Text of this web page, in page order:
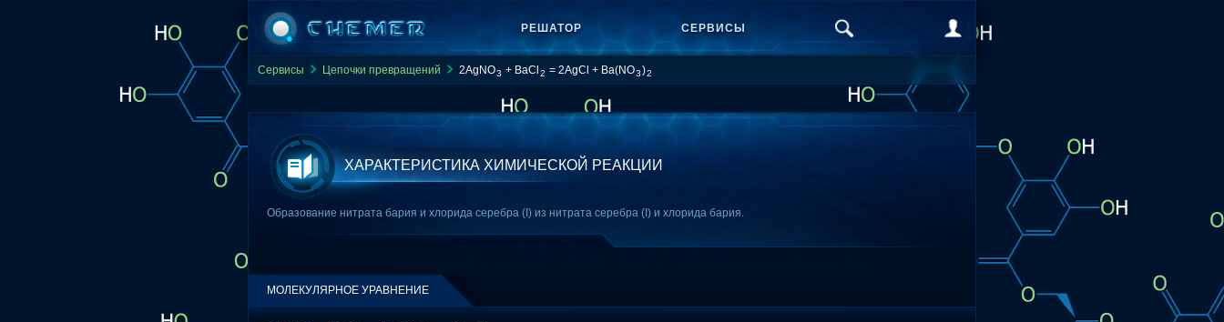
РЕШАТОР СЕРВИСЫ
Сервисы Цепочки превращений 2AgNO3 + BaCl 2 = 2AgCl + Ba(NO3)2
ХАРАКТЕРИСТИКА ХИМИЧЕСКОЙ РЕАКЦИИ
Образование нитрата бария и хлорида серебра (I) из нитрата серебра (I) и хлорида бария.
МОЛЕКУЛЯРНОЕ УРАВНЕНИЕ